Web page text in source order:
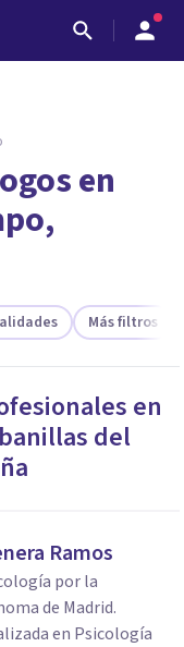
el
te ofreceremos
a tus
en
Más filtros
en
del
Ramos
por la
de Madrid.
en Psicología